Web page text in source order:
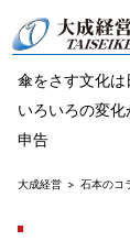
傘をさす文化
いろいろの変化
申告
大成経営 石本のコ